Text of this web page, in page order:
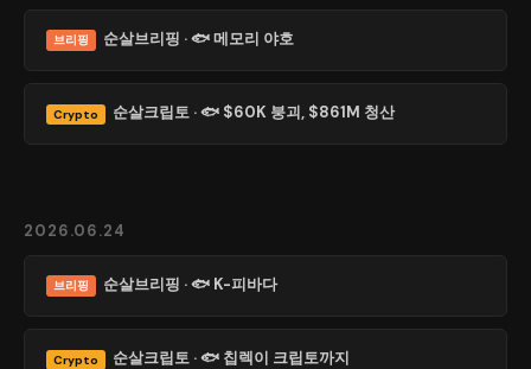
브리핑 순살브리핑 · 🐟 메모리 야호
Crypto 순살크립토 · 🐟 $60K 붕괴, $861M 청산
2026.06.24
브리핑 순살브리핑 · 🐟 K-피바다
Crypto 순살크립토 · 🐟 칩렉이 크립토까지